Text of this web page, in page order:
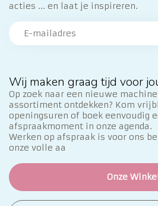
Wij maken graag tijd voor
Op zoek naar een nieuwe
assortiment ontdekken? Kom
openingsuren of boek eenvoudig
afspraakmoment in onze agenda.
Werken op afspraak is voor ons
onze volle aa
Onze Winkel
acties ... en laat je inspireren.